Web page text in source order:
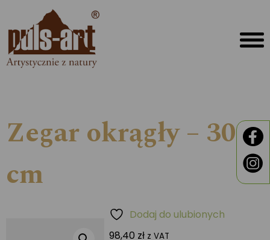
Zegar okrągły – 30
cm
98,40 zł z VAT
Dodaj do ulubionych